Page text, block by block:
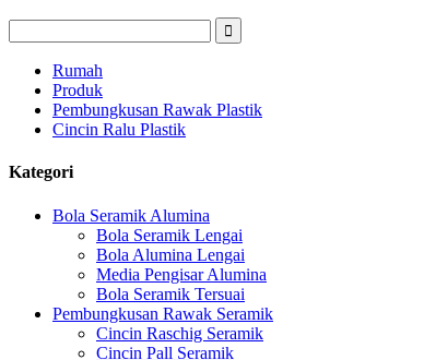
Rumah
Produk
Pembungkusan Rawak Plastik
Cincin Ralu Plastik
Kategori
Bola Seramik Alumina
Bola Seramik Lengai
Bola Alumina Lengai
Media Pengisar Alumina
Bola Seramik Tersuai
Pembungkusan Rawak Seramik
Cincin Raschig Seramik
Cincin Pall Seramik